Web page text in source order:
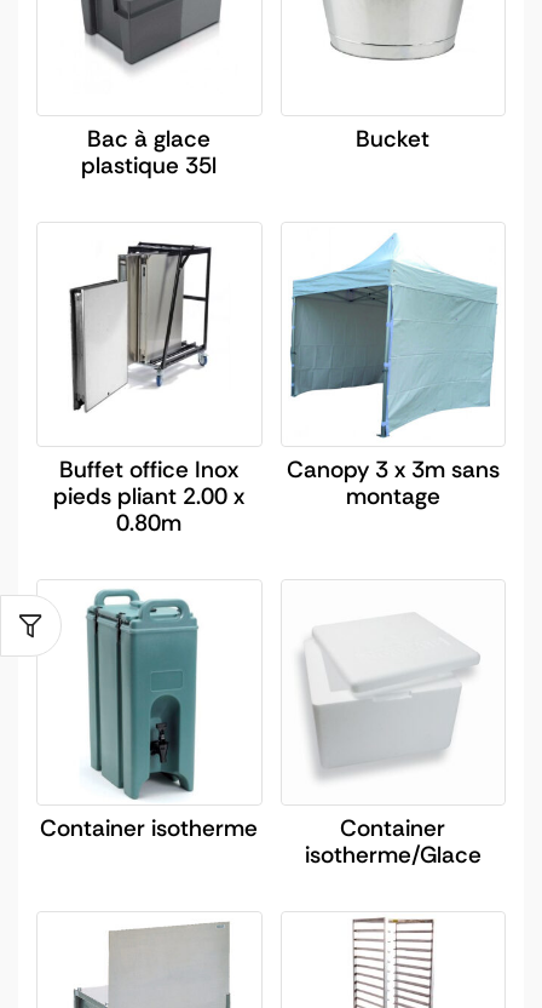
Bac à glace
plastique 35l
Bucket
Buffet office Inox
pieds pliant 2.00 x
0.80m
Canopy 3 x 3m sans
montage
Container isotherme
Container
isotherme/Glace